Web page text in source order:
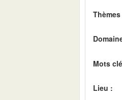
Thèmes
Mots
Lieu :